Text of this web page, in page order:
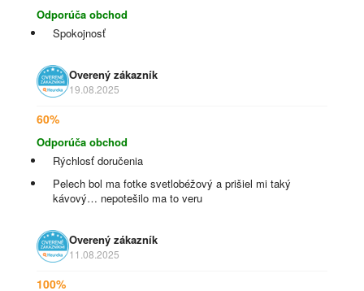
Odporúča obchod
Spokojnosť
Overený zákazník
19.08.2025
60%
Odporúča obchod
Rýchlosť doručenia
Pelech bol ma fotke svetlobéžový a prišiel mi taký
kávový… nepotešilo ma to veru
Overený zákazník
11.08.2025
100%